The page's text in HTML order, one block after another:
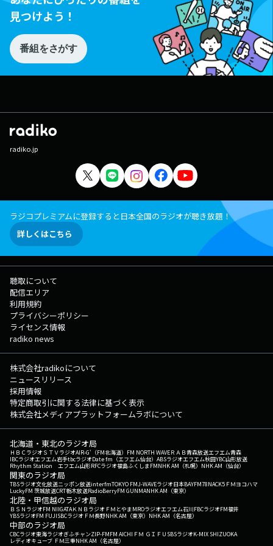
見つけよう！
番組をさがす
radiko.jp
ラジコプレミアムに登録すると日本全国のラジオが聴き放題！
詳しくはこちら
聴取について
配信エリア
利用規約
プライバシーポリシー
ライセンス情報
radiko news
株式会社radikoについて
ニュースリリース
採用情報
特定商取引に関する法律に基づく表示
株式会社メディアプラットフォームラボについて
北海道・東北のラジオ局
ＨＢＣラジオＳＴＶラジオAIR-G'（FM北海道） FM NORTH WAVEＲＡＢ青森放送エフエム青森
IBCラジオエフエム岩手tbcラジオDate fm（エフエム仙台） ABSラジオエフエム秋田YBC山形放送
Rhythm Station エフエム山形RFCラジオ福島ふくしまFMNHK AM（札幌） NHK AM（仙台）
関東のラジオ局
TBSラジオ文化放送ニッポン放送interfmTOKYO FMJ-WAVEラジオ日本BAYFM78NACK5 ＦＭヨコハマ
LuckyFM 茨城放送CRT栃木放送RadioBerryFM GUNMANHK AM（東京）
北陸・甲信越のラジオ局
ＢＳＮラジオFM NIIGATAＫＮＢラジオ ＦＭとやまMROラジオエフエム石川FBCラジオFM福井
YBSラジオFM FUJISBCラジオ ＦＭ長野NHK AM（東京） NHK AM（名古屋）
中部のラジオ局
CBCラジオ東海ラジオぎふチャンZIP-FMFM AICHI ＦＭ ＧＩＦＵ SBSラジオK-MIX SHIZUOKA
レディオキューブ ＦＭ三重NHK AM（名古屋）